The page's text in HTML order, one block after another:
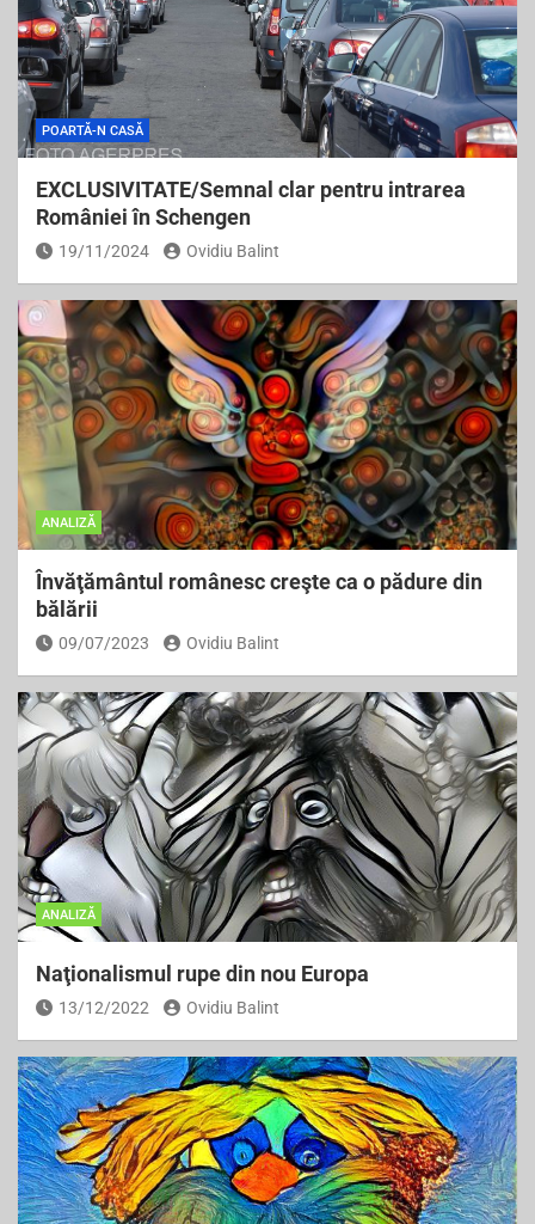
POARTĂ-N CASĂ
EXCLUSIVITATE/Semnal clar pentru intrarea
României în Schengen
19/11/2024 Ovidiu Balint
ANALIZĂ
Învăţământul românesc creşte ca o pădure din
bălării
09/07/2023 Ovidiu Balint
ANALIZĂ
Naţionalismul rupe din nou Europa
13/12/2022 Ovidiu Balint